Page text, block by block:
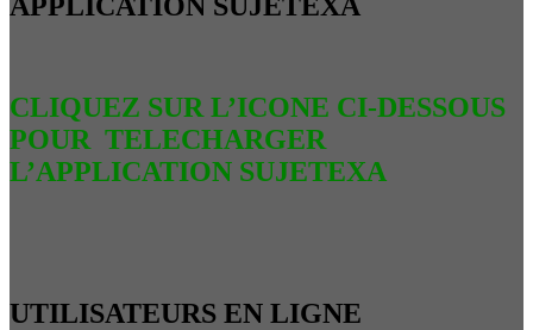
APPLICATION SUJETEXA
CLIQUEZ SUR L’ICONE CI-DESSOUS
POUR TELECHARGER
L’APPLICATION SUJETEXA
UTILISATEURS EN LIGNE